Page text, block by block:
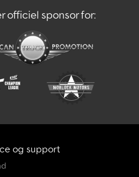
kg hydraulisk, mekanisk op til 8,9 m
ca. 1.430 mm!
forbehold for ændringer,
Aentek
officiel sponsor for:
og support